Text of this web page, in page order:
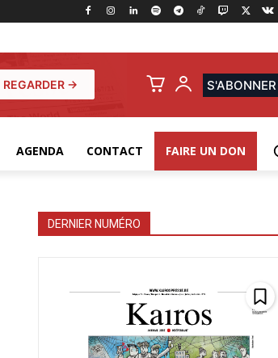
REGARDER → S'ABONNER
AGENDA CONTACT FAIRE UN DON
DERNIER NUMÉRO